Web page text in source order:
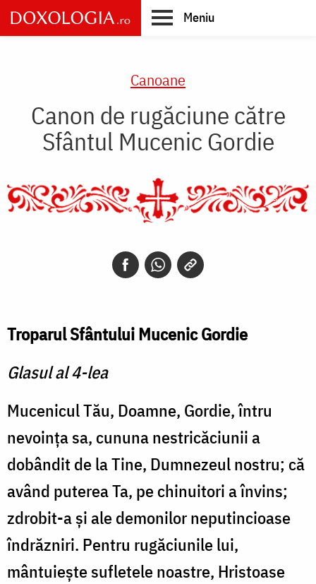
Skip
to
main
Meniu
Canoane
Canon de rugăciune către
Sfântul Mucenic Gordie
Troparul Sfântului Mucenic Gordie
Glasul al 4-lea
Mucenicul Tău, Doamne, Gordie, întru
nevoinţa sa, cununa nestricăciunii a
dobândit de la Tine, Dumnezeul nostru; că
având puterea Ta, pe chinuitori a învins;
zdrobit-a şi ale demonilor neputincioase
îndrăzniri. Pentru rugăciunile lui,
mântuieşte sufletele noastre, Hristoase